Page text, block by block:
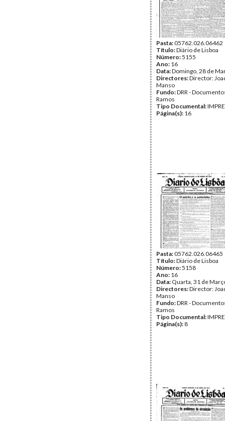
Pasta:05762.026.06462
Título:Diário de Lisboa
Número:5155
Ano: 16
Data:Domingo, 28 de
Directores:Director:
Manso
Fundo:DRR -
Ramos
Tipo Documental:
Página(s): 16
Pasta:05762.026.06465
Título:Diário de Lisboa
Número:5158
Ano: 16
Data: Quarta, 31 de
Directores:Director:
Manso
Fundo:DRR -
Ramos
Tipo Documental:
Página(s): 8